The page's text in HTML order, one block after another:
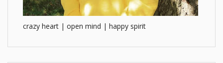
crazy heart | open mind | happy spirit